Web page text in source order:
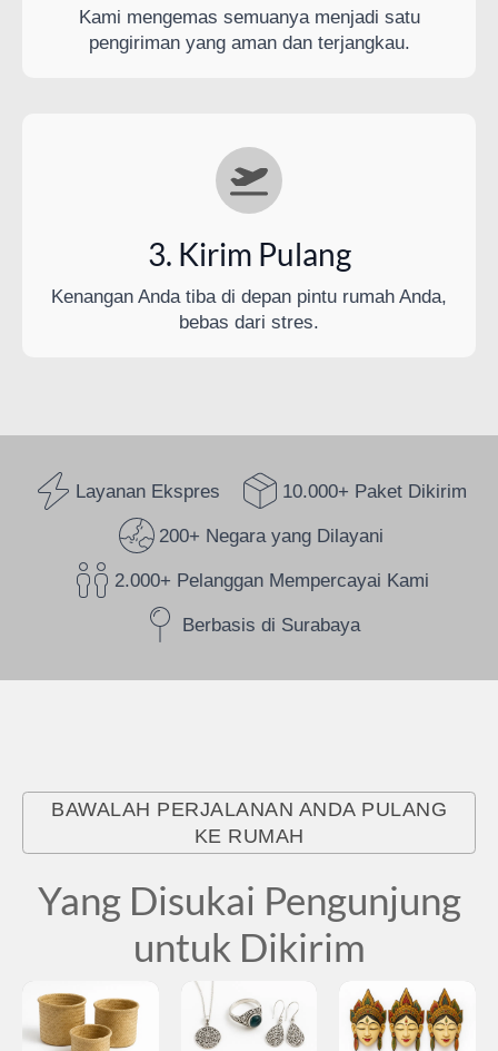
Kami mengemas semuanya menjadi satu
pengiriman yang aman dan terjangkau.
3. Kirim Pulang
Kenangan Anda tiba di depan pintu rumah Anda,
bebas dari stres.
Layanan Ekspres 10.000+ Paket Dikirim
200+ Negara yang Dilayani
2.000+ Pelanggan Mempercayai Kami
Berbasis di Surabaya
BAWALAH PERJALANAN ANDA PULANG
KE RUMAH
Yang Disukai Pengunjung
untuk Dikirim